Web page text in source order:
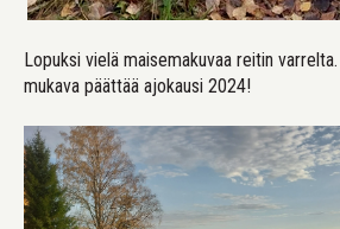
Lopuksi vielä maisemakuvaa reitin
mukava päättää ajokausi 2024!